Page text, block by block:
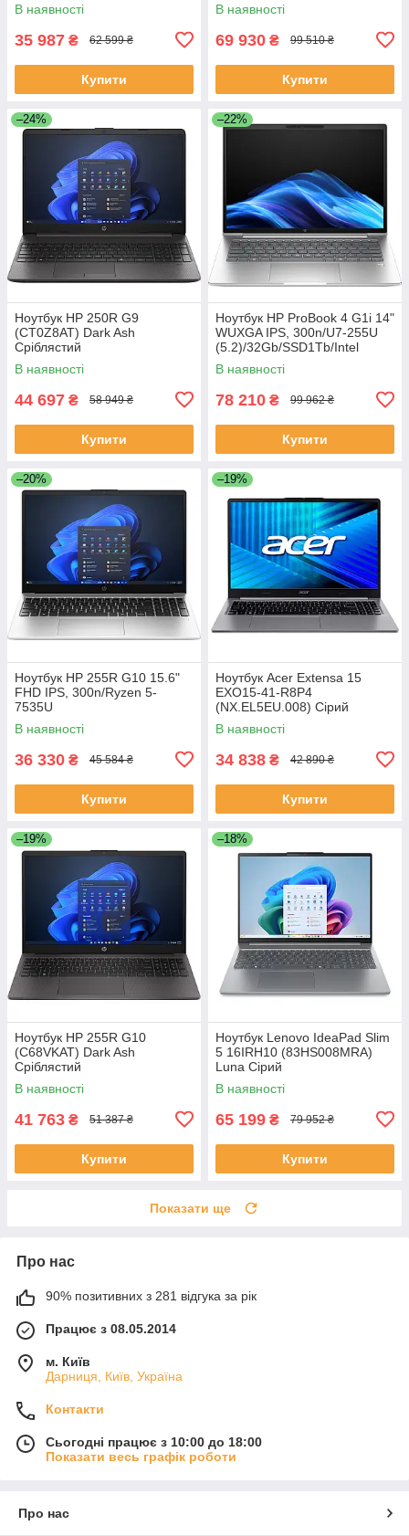
В наявності
35 987 ₴ 62 599 ₴
Купити
В наявності
69 930 ₴ 99 510 ₴
Купити
–24%
Ноутбук HP 250R G9
(CT0Z8AT) Dark Ash
Сріблястий
В наявності
44 697 ₴ 58 949 ₴
Купити
–22%
Ноутбук HP ProBook 4 G1i 14"
WUXGA IPS, 300n/U7-255U
(5.2)/32Gb/SSD1Tb/Intel
Graphics/FPS/Підсв/DOS
В наявності
78 210 ₴ 99 962 ₴
Купити
–20%
Ноутбук HP 255R G10 15.6"
FHD IPS, 300n/Ryzen 5-
7535U
(4.5)/16Gb/SSD512Gb/Radeo
n/DOS/3y.w/Сріблястий
В наявності
36 330 ₴ 45 584 ₴
Купити
–19%
Ноутбук Acer Extensa 15
EXO15-41-R8P4
(NX.EL5EU.008) Сірий
В наявності
34 838 ₴ 42 890 ₴
Купити
–19%
Ноутбук HP 255R G10
(C68VKAT) Dark Ash
Сріблястий
В наявності
41 763 ₴ 51 387 ₴
Купити
–18%
Ноутбук Lenovo IdeaPad Slim
5 16IRH10 (83HS008MRA)
Luna Сірий
В наявності
65 199 ₴ 79 952 ₴
Купити
Показати ще
Про нас
90% позитивних з 281 відгука за рік
Працює з 08.05.2014
м. Київ
Дарниця, Київ, Україна
Контакти
Сьогодні працює з 10:00 до 18:00
Показати весь графік роботи
Про нас